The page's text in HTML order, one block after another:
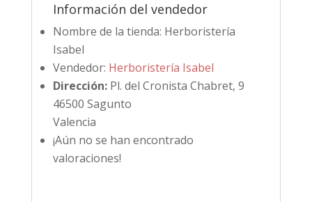
Información del vendedor
Nombre de la tienda: Herboristería
Isabel
Vendedor: Herboristería Isabel
Dirección: Pl. del Cronista Chabret, 9
46500 Sagunto
Valencia
¡Aún no se han encontrado
valoraciones!